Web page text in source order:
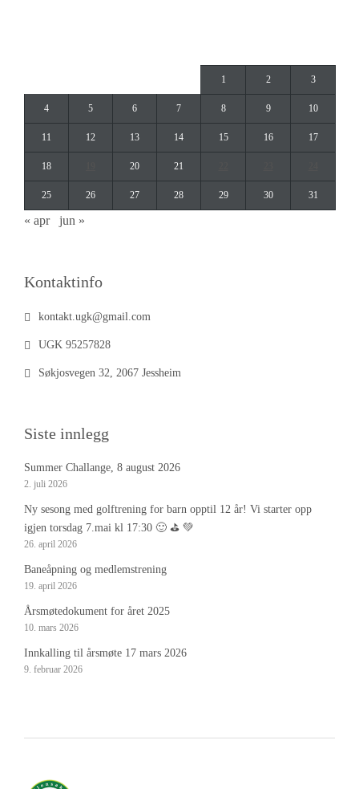
1 2 3
4 5 6 7 8 9 10
11 12 13 14 15 16 17
18 20 21
25 26 27 28 29 30 31
« apr jun »
Kontaktinfo
kontakt.ugk@gmail.com
UGK 95257828
Søkjosvegen 32, 2067 Jessheim
Siste innlegg
Summer Challange, 8 august 2026
2. juli 2026
Ny sesong med golftrening for barn opptil 12 år! Vi starter opp
igjen torsdag 7.mai kl 17:30 🙂 ⛳️ 💚
26. april 2026
Baneåpning og medlemstrening
19. april 2026
Årsmøtedokument for året 2025
10. mars 2026
Innkalling til årsmøte 17 mars 2026
9. februar 2026